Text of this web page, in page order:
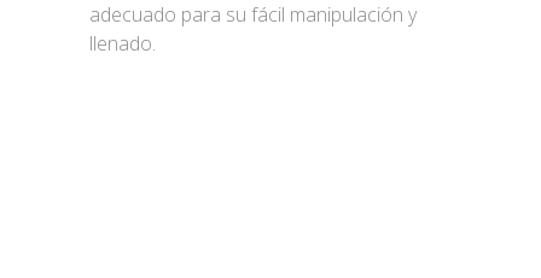
adecuado para su fácil manipulación y
llenado.